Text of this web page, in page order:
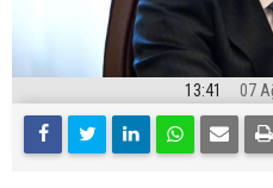
13:41 07